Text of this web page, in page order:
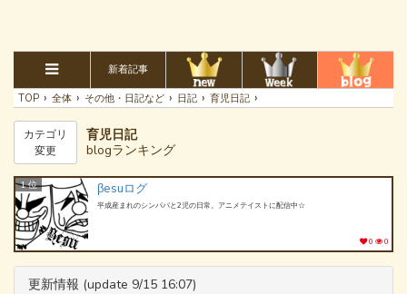
新着記事
TOP › 全体 › その他・日記など › 日記 › 育児日記 ›
カテゴリ
変更
育児日記
blogランキング
1 位 βesuログ
平成産まれのシンパパと2児の日常。アニメテイストに配信中☆
0 0
更新情報 (update 9/15 16:07)